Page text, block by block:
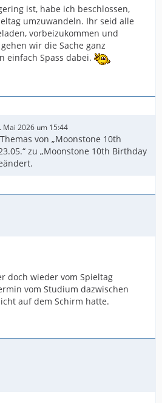
ist, habe ich beschlossen,
umzuwandeln. Ihr seid alle
vorbeizukommen und
wir die Sache ganz
einfach Spass dabei.
Mai 2026 um 15:44
von „Moonstone 10th
zu „Moonstone 10th Birthday
doch wieder vom Spieltag
vom Studium dazwischen
auf dem Schirm hatte.